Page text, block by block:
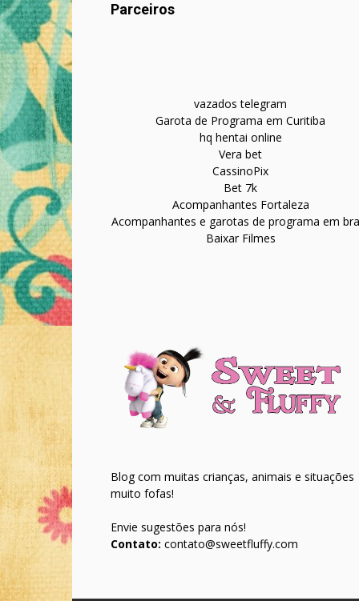
Parceiros
vazados telegram
Garota de Programa em Curitiba
hq hentai online
Vera bet
CassinoPix
Bet 7k
Acompanhantes Fortaleza
Acompanhantes e garotas de programa em
Baixar Filmes
Blog com muitas crianças, animais e situações
muito fofas!
Envie sugestões para nós!
Contato: contato@sweetfluffy.com